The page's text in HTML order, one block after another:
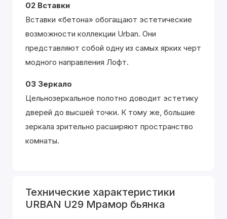
02 Вставки
Вставки «бетона» обогащают эстетические
возможности коллекции Urban. Они
представляют собой одну из самых ярких черт
модного направления Лофт.
03 Зеркало
Цельнозеркальное полотно доводит эстетику
дверей до высшей точки. К тому же, большие
зеркала зрительно расширяют пространство
комнаты.
Технические характеристики
URBAN U29 Мрамор бьянка